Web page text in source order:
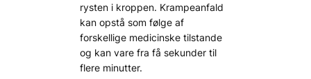
rysten i kroppen. Krampeanfald
kan opstå som følge af
forskellige medicinske tilstande
og kan vare fra få sekunder til
flere minutter.